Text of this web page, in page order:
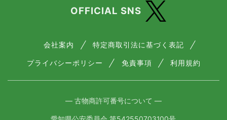
OFFICIAL SNS
会社案内 特定商取引法に基づく表記
プライバシーポリシー 免責事項 利用規約
― 古物商許可番号について ―